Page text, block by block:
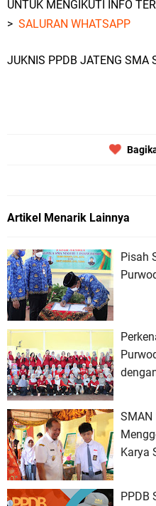
UNTUK MENGIKUTI INFO
> SALURAN WHATSAPP
JUKNIS PPDB JATENG SMA
Artikel Menarik Lainnya
Pisah
SMAN
Karya
PPDB